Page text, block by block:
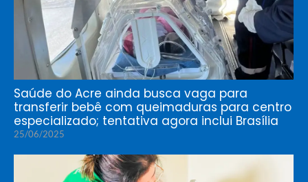
Saúde do Acre ainda busca vaga para
transferir bebê com queimaduras para centro
especializado; tentativa agora inclui Brasília
25/06/2025